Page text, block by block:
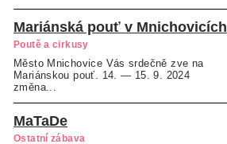
Mariánská pouť v Mnichovicích
Poutě a cirkusy
Město Mnichovice Vás srdečně zve na
Mariánskou pouť. 14. — 15. 9. 2024
změna...
MaTaDe
Ostatní zábava